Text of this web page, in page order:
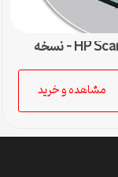
دانلود درایور اسکنر HP Scanjet 3800 – نسخه
مشاهده و خرید